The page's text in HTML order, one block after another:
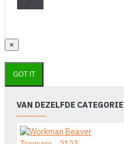
×
GOT IT
VAN DEZELFDE CATEGORIE